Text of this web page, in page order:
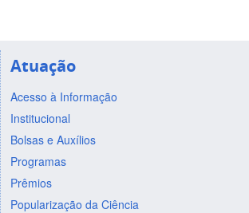
Atuação
Acesso à Informação
Institucional
Bolsas e Auxílios
Programas
Prêmios
Popularização da Ciência